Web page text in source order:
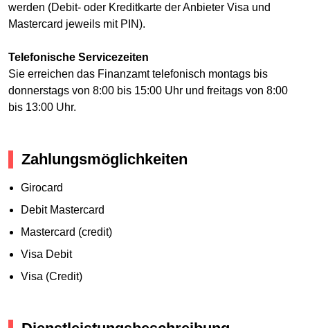
werden (Debit- oder Kreditkarte der Anbieter Visa und
Mastercard jeweils mit PIN).
Telefonische Servicezeiten
Sie erreichen das Finanzamt telefonisch montags bis
donnerstags von 8:00 bis 15:00 Uhr und freitags von 8:00
bis 13:00 Uhr.
Zahlungsmöglichkeiten
Girocard
Debit Mastercard
Mastercard (credit)
Visa Debit
Visa (Credit)